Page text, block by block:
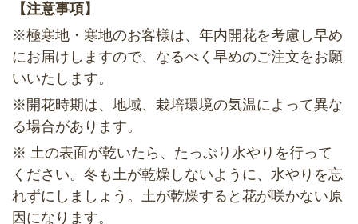
【注意事項】
※極寒地・寒地のお客様は、年内開花を考慮し早め
にお届けしますので、なるべく早めのご注文をお願
いいたします。
※開花時期は、地域、栽培環境の気温によって異な
る場合があります。
※ 土の表面が乾いたら、たっぷり水やりを行って
ください。冬も土が乾燥しないように、水やりを忘
れずにしましょう。土が乾燥すると花が咲かない原
因になります。